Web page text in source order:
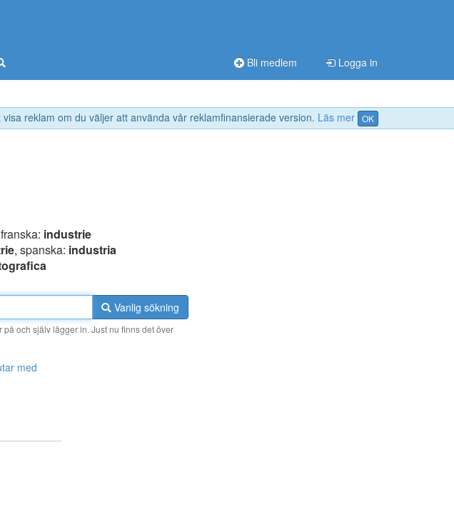
reklam om du väljer att använda vår reklamfinansierade version. Läs mer OK
Bli medlem Logga in
industrie
, spanska: industria
Vanlig sökning
och själv lägger in. Just nu finns det över
med